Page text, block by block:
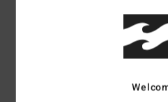
Details &
Polaire demi-zip col montant